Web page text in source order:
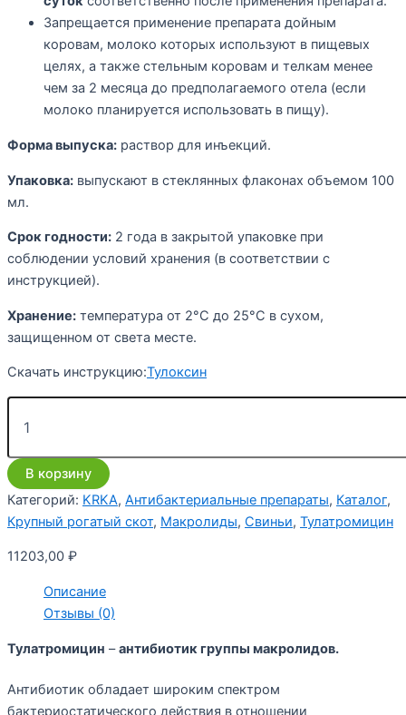
Запрещается применение препарата дойным
коровам, молоко которых используют в пищевых
целях, а также стельным коровам и телкам менее
чем за 2 месяца до предполагаемого отела (если
молоко планируется использовать в пищу).
Форма выпуска: раствор для инъекций.
Упаковка: выпускают в стеклянных флаконах объемом 100
мл.
Срок годности: 2 года в закрытой упаковке при
соблюдении условий хранения (в соответствии с
инструкцией).
Хранение: температура от 2°C до 25°C в сухом,
защищенном от света месте.
Скачать инструкцию:Тулоксин
В корзину
Категорий: KRKA, Антибактериальные препараты, Каталог,
Крупный рогатый скот, Макролиды, Свиньи, Тулатромицин
11203,00 ₽
Описание
Отзывы (0)
Тулатромицин –антибиотик группы макролидов.
Антибиотик обладает широким спектром